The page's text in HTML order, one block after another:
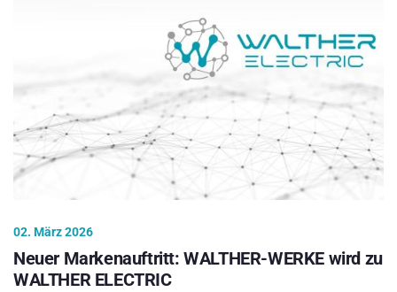
02. März 2026
Neuer Markenauftritt: WALTHER-WERKE wird zu
WALTHER ELECTRIC